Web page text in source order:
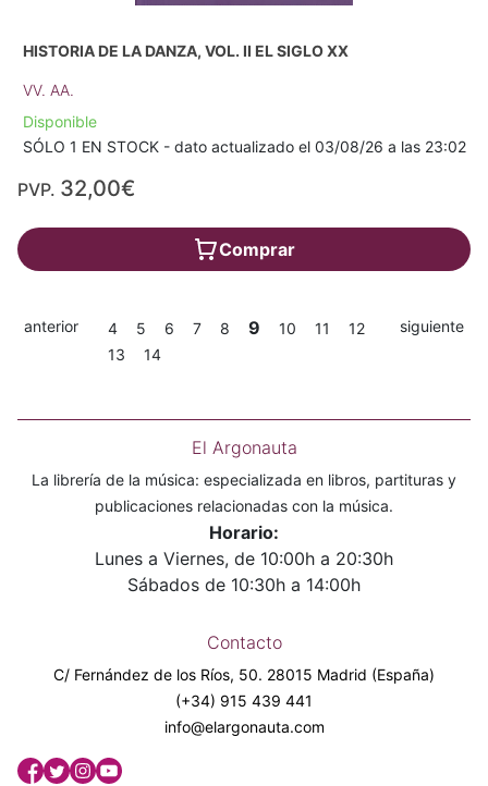
HISTORIA DE LA DANZA, VOL. II EL SIGLO XX
VV. AA.
Disponible
SÓLO 1 EN STOCK - dato actualizado el 03/08/26 a las 23:02
PVP. 32,00€
Comprar
anterior 4 5 6 7 8 9 10 11
12
13
14
siguiente
El Argonauta
La librería de la música: especializada en libros, partituras y
publicaciones relacionadas con la música.
Horario:
Lunes a Viernes, de 10:00h a 20:30h
Sábados de 10:30h a 14:00h
Contacto
C/ Fernández de los Ríos, 50. 28015 Madrid (España)
(+34) 915 439 441
info@elargonauta.com